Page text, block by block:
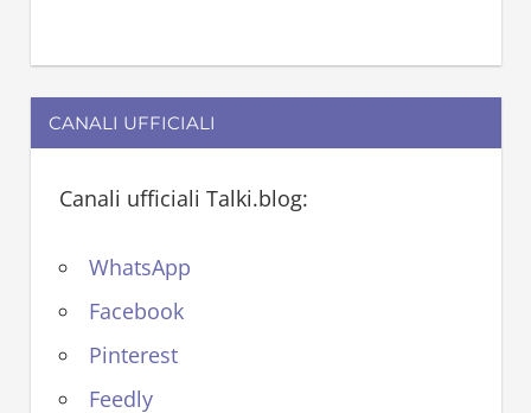
CANALI UFFICIALI
Canali ufficiali Talki.blog:
WhatsApp
Facebook
Pinterest
Feedly